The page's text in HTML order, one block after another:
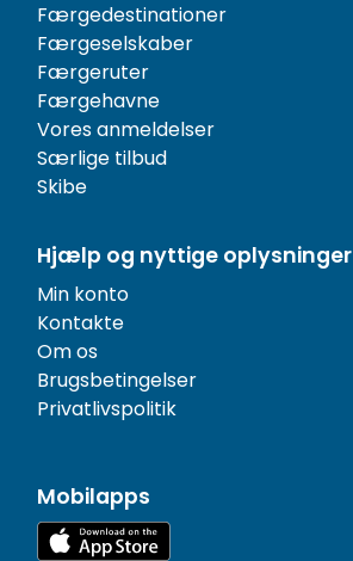
Færgedestinationer
Færgeselskaber
Færgeruter
Færgehavne
Vores anmeldelser
Særlige tilbud
Skibe
Hjælp og nyttige oplysninger
Min konto
Kontakte
Om os
Brugsbetingelser
Privatlivspolitik
Mobilapps